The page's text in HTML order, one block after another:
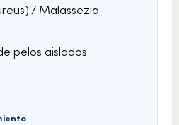
/ Malassezia
pelos aislados